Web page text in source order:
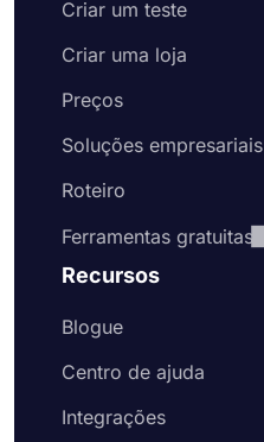
Criar um teste
Criar uma loja
Preços
Soluções empresariais
Roteiro
Ferramentas gratuitas
Recursos
Blogue
Centro de ajuda
Integrações